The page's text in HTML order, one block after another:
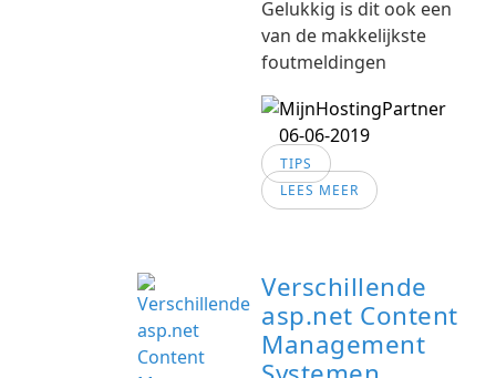
Gelukkig is dit ook een
van de makkelijkste
foutmeldingen
06-06-2019
TIPS
LEES MEER
Verschillende
asp.net Content
Management